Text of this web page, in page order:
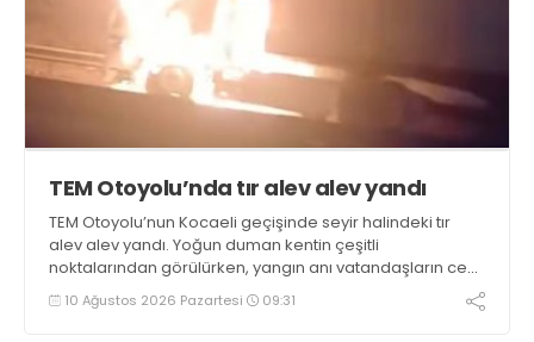
TEM Otoyolu’nda tır alev alev yandı
TEM Otoyolu’nun Kocaeli geçişinde seyir halindeki tır
alev alev yandı. Yoğun duman kentin çeşitli
noktalarından görülürken, yangın anı vatandaşların cep
telefonu kameralarına yansıdı
10 Ağustos 2026 Pazartesi 09:31